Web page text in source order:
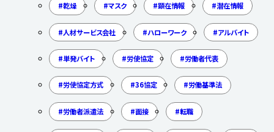
乾燥 マスク 顕在情報 潜在情報
人材サービス会社 ハローワーク アルバイト
単発バイト 労使協定 労働者代表
労使協定方式 36協定 労働基準法
労働者派遣法 面接 転職